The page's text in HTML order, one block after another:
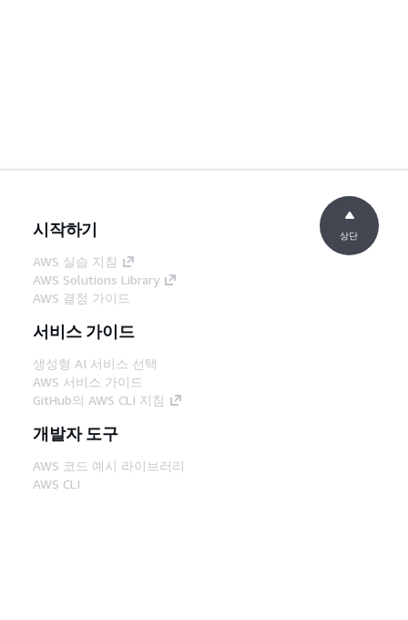
시작하기
AWS 실습 지침
AWS Solutions Library
AWS 결정 가이드
서비스 가이드
생성형 AI 서비스 선택
AWS 서비스 가이드
GitHub의 AWS CLI 지침
개발자 도구
AWS 코드 예시 라이브러리
AWS CLI
상단